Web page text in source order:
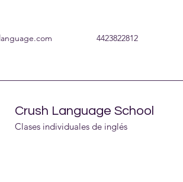
4423822812
Crush Language School
Clases individuales de inglés